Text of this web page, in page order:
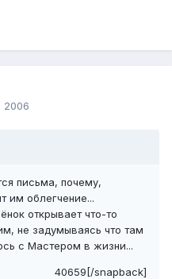
2006
письма, почему,
им облегчение...
открывает что-то
не задумываясь что там
с Мастером в жизни...
40659[/snapback]